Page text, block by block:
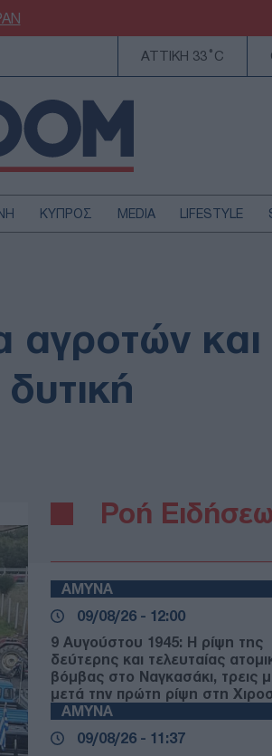
ΑΤΤΙΚΗ 33°C
ΚΥΠΡΟΣ MEDIA LIFESTYLE
ΤΕΧΝΟΛΟΓΙΑ
αγροτών και
Ροή
ΑΜΥΝΑ
09/08/26 - 12:00
9 Αυγούστου 1945: Η ρίψη της
δεύτερης και τελευταίας
βόμβας στο Ναγκασάκι, τρεις
μετά την πρώτη ρίψη στη
ΑΜΥΝΑ
09/08/26 - 11:37